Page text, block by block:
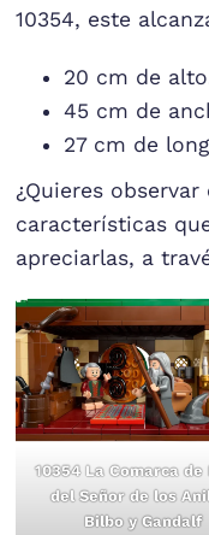
10354, este
20 cm de
45 cm de
27 cm de
¿Quieres
características
apreciarlas, a
10354 La Comarca de
del Señor de los
Bilbo y Gandalf